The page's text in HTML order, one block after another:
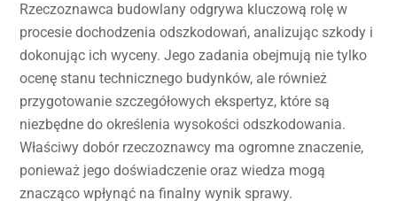
Rzeczoznawca budowlany odgrywa kluczową rolę w
procesie dochodzenia odszkodowań, analizując szkody i
dokonując ich wyceny. Jego zadania obejmują nie tylko
ocenę stanu technicznego budynków, ale również
przygotowanie szczegółowych ekspertyz, które są
niezbędne do określenia wysokości odszkodowania.
Właściwy dobór rzeczoznawcy ma ogromne znaczenie,
ponieważ jego doświadczenie oraz wiedza mogą
znacząco wpłynąć na finalny wynik sprawy.